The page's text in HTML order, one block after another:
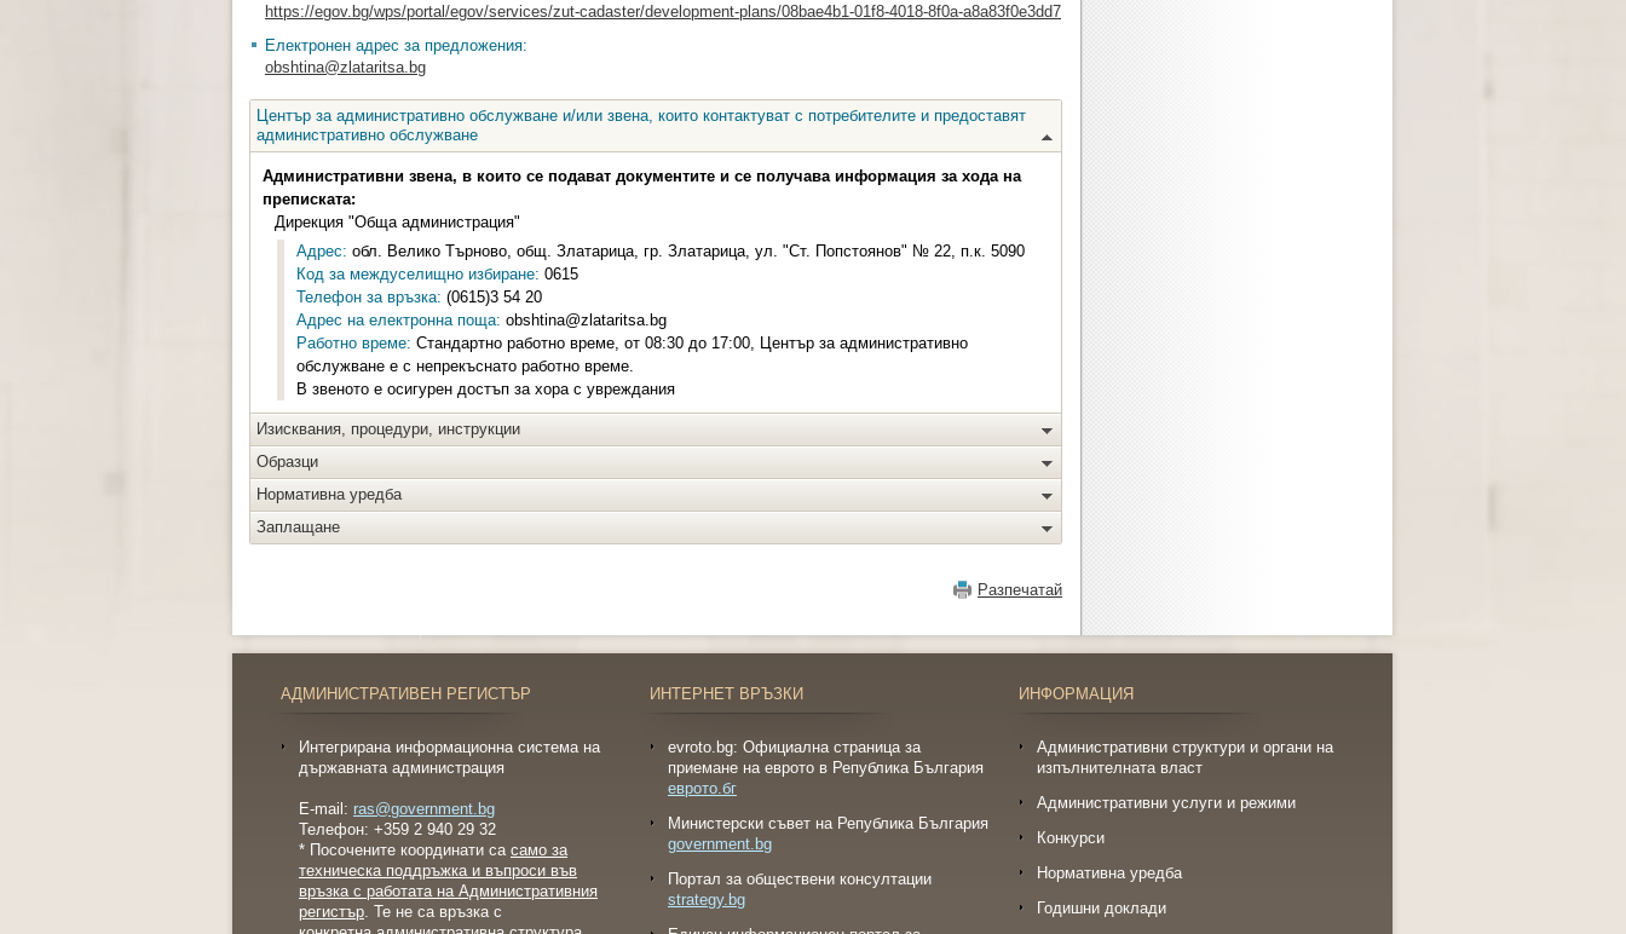
https://egov.bg/wps/portal/egov/services/zut-cadaster/development-plans/08bae4b1-01f8-4018-8f0a-a8a83f0e3dd7
Електронен адрес за предложения:
obshtina@zlataritsa.bg
Център за административно обслужване и/или звена, които контактуват с потребителите и предоставят
административно обслужване
Административни звена, в които се подават документите и се получава информация за хода на
преписката:
Дирекция "Обща администрация"
Адрес: обл. Велико Търново, общ. Златарица, гр. Златарица, ул. "Ст. Попстоянов" № 22, п.к. 5090
Код за междуселищно избиране: 0615
Телефон за връзка: (0615)3 54 20
Адрес на електронна поща: obshtina@zlataritsa.bg
Работно време: Стандартно работно време, от 08:30 до 17:00, Център за административно
обслужване е с непрекъснато работно време.
В звеното е осигурен достъп за хора с увреждания
Изисквания, процедури, инструкции
Образци
Нормативна уредба
Заплащане
Разпечатай
АДМИНИСТРАТИВЕН РЕГИСТЪР
Интегрирана информационна система на
държавната администрация
E-mail: ras@government.bg
Телефон: +359 2 940 29 32
* Посочените координати са само за
техническа поддръжка и въпроси във
връзка с работата на Административния
регистър. Те не са връзка с
ИНТЕРНЕТ ВРЪЗКИ
evroto.bg: Официална страница за
приемане на еврото в Република България
еврото.бг
Министерски съвет на Република България
government.bg
Портал за обществени консултации
strategy.bg
ИНФОРМАЦИЯ
Административни структури и органи на
изпълнителната власт
Административни услуги и режими
Конкурси
Нормативна уредба
Годишни доклади